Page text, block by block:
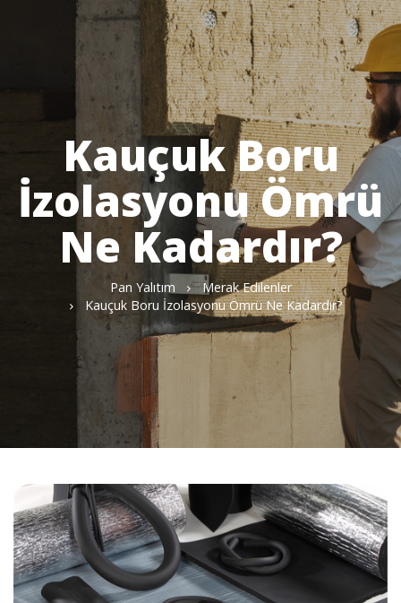
Kauçuk Boru
İzolasyonu Ömrü
Ne Kadardır?
Pan Yalıtım
Merak Edilenler
Kauçuk Boru İzolasyonu Ömrü Ne Kadardır?